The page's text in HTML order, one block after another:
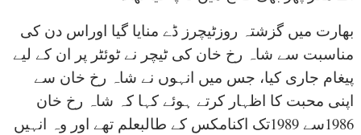
بھارت میں گزشتہ روزٹیچرز ڈے منایا گیا اوراس دن کی
مناسبت سے شاہ رخ خان کی ٹیچر نے ٹوئٹر پر ان کے لیے
پیغام جاری کیا، جس میں انہوں نے شاہ رخ خان سے
اپنی محبت کا اظہار کرتے ہوئے کہا کہ شاہ رخ خان
1986سے 1989تک اکنامکس کے طالبعلم تھے اور وہ انہیں